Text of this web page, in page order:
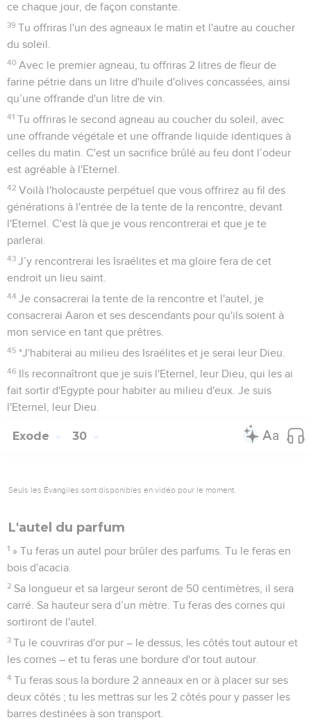
ce chaque jour, de façon constante.
39 Tu offriras l'un des agneaux le matin et l'autre au coucher
du soleil.
40 Avec le premier agneau, tu offriras 2 litres de fleur de
farine pétrie dans un litre d'huile d'olives concassées, ainsi
qu’une offrande d'un litre de vin.
41 Tu offriras le second agneau au coucher du soleil, avec
une offrande végétale et une offrande liquide identiques à
celles du matin. C'est un sacrifice brûlé au feu dont l’odeur
est agréable à l'Eternel.
42 Voilà l'holocauste perpétuel que vous offrirez au fil des
générations à l'entrée de la tente de la rencontre, devant
l'Eternel. C'est là que je vous rencontrerai et que je te
parlerai.
43 J’y rencontrerai les Israélites et ma gloire fera de cet
endroit un lieu saint.
44 Je consacrerai la tente de la rencontre et l'autel, je
consacrerai Aaron et ses descendants pour qu'ils soient à
mon service en tant que prêtres.
45 *J'habiterai au milieu des Israélites et je serai leur Dieu.
46 Ils reconnaîtront que je suis l'Eternel, leur Dieu, qui les ai
fait sortir d'Egypte pour habiter au milieu d'eux. Je suis
l'Eternel, leur Dieu.
Exode 30
Seuls les Évangiles sont disponibles en vidéo pour le moment.
L'autel du parfum
1 » Tu feras un autel pour brûler des parfums. Tu le feras en
bois d'acacia.
2 Sa longueur et sa largeur seront de 50 centimètres, il sera
carré. Sa hauteur sera d’un mètre. Tu feras des cornes qui
sortiront de l'autel.
3 Tu le couvriras d'or pur – le dessus, les côtés tout autour et
les cornes – et tu feras une bordure d'or tout autour.
4 Tu feras sous la bordure 2 anneaux en or à placer sur ses
deux côtés ; tu les mettras sur les 2 côtés pour y passer les
barres destinées à son transport.